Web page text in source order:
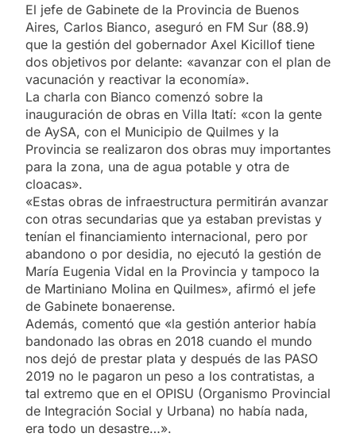
El jefe de Gabinete de la Provincia de Buenos
Aires, Carlos Bianco, aseguró en FM Sur (88.9)
que la gestión del gobernador Axel Kicillof tiene
dos objetivos por delante: «avanzar con el plan de
vacunación y reactivar la economía».
La charla con Bianco comenzó sobre la
inauguración de obras en Villa Itatí: «con la gente
de AySA, con el Municipio de Quilmes y la
Provincia se realizaron dos obras muy importantes
para la zona, una de agua potable y otra de
cloacas».
«Estas obras de infraestructura permitirán avanzar
con otras secundarias que ya estaban previstas y
tenían el financiamiento internacional, pero por
abandono o por desidia, no ejecutó la gestión de
María Eugenia Vidal en la Provincia y tampoco la
de Martiniano Molina en Quilmes», afirmó el jefe
de Gabinete bonaerense.
Además, comentó que «la gestión anterior había
bandonado las obras en 2018 cuando el mundo
nos dejó de prestar plata y después de las PASO
2019 no le pagaron un peso a los contratistas, a
tal extremo que en el OPISU (Organismo Provincial
de Integración Social y Urbana) no había nada,
era todo un desastre…».